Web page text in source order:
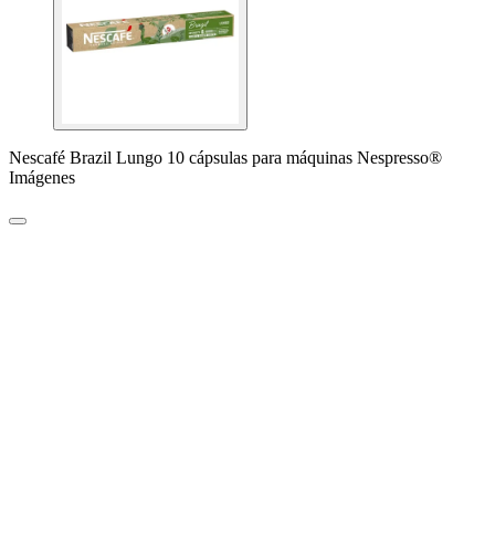
Nescafé Brazil Lungo 10 cápsulas para máquinas Nespresso®
Imágenes